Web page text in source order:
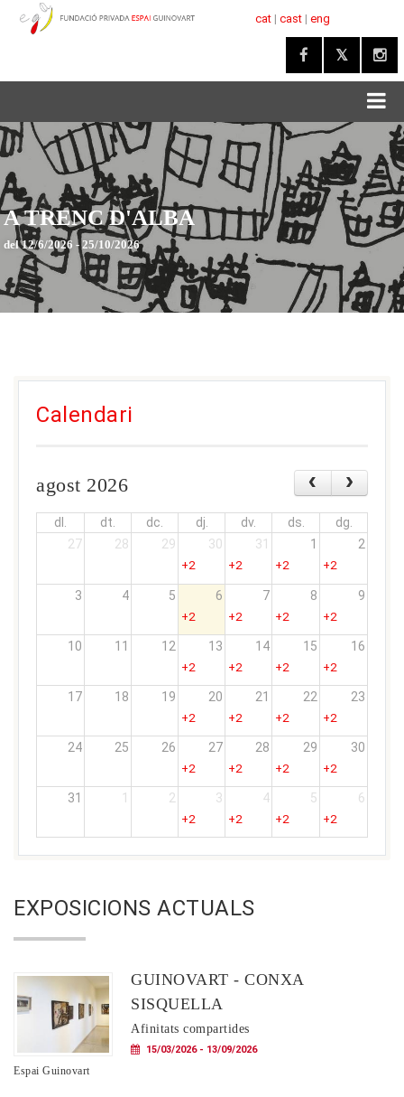
cat| cast| eng
A TRENC D'ALBA
del 12/6/2026 - 25/10/2026
Calendari
agost 2026
dl. dt. dc. dj. dv. ds.
dg.
27
28 29 30 31 1 2
+2 +2 +2 +2
3 4 5 6 7 8 9
+2 +2 +2 +2
10 11 12 13 14 15 16
+2 +2 +2 +2
17 18 19 20 21 22 23
+2 +2 +2 +2
24 25 26 27 28 29 30
+2 +2 +2 +2
31 1 2 3 4 5 6
+2 +2 +2 +2
EXPOSICIONS ACTUALS
GUINOVART - CONXA
SISQUELLA
Afinitats compartides
15/03/2026 - 13/09/2026
Espai Guinovart